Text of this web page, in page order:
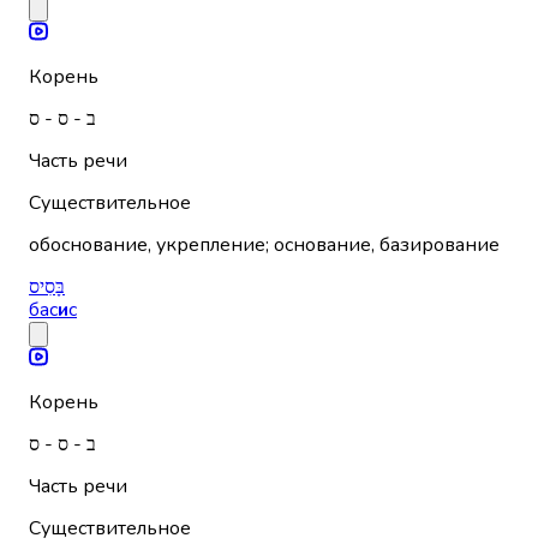
Корень
ב - ס - ס
Часть речи
Существительное
обоснование, укрепление; основание, базирование
בָּסִיס
басис
Корень
ב - ס - ס
Часть речи
Существительное